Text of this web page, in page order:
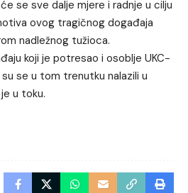
se sve dalje mjere i radnje u cilju
ovog tragičnog događaja
nadležnog tužioca.
koji je potresao i osoblje UKC-
su se u tom trenutku nalazili u
u toku.